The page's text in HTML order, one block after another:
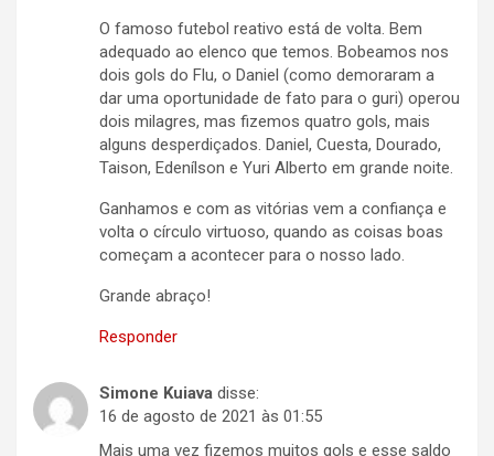
O famoso futebol reativo está de volta. Bem
adequado ao elenco que temos. Bobeamos nos
dois gols do Flu, o Daniel (como demoraram a
dar uma oportunidade de fato para o guri) operou
dois milagres, mas fizemos quatro gols, mais
alguns desperdiçados. Daniel, Cuesta, Dourado,
Taison, Edenílson e Yuri Alberto em grande noite.
Ganhamos e com as vitórias vem a confiança e
volta o círculo virtuoso, quando as coisas boas
começam a acontecer para o nosso lado.
Grande abraço!
Responder
Simone Kuiava disse:
16 de agosto de 2021 às 01:55
Mais uma vez fizemos muitos gols e esse saldo